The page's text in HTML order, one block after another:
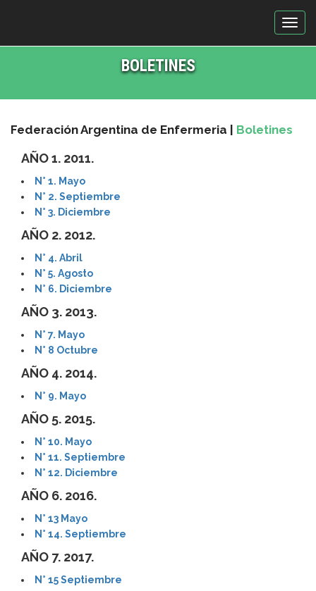
T
e
a
BOLETINES
Federación Argentina de Enfermeria Boletines
AÑO 1. 2011.
N° 1. Mayo
N° 2. Septiembre
N° 3. Diciembre
AÑO 2. 2012.
N° 4. Abril
N° 5. Agosto
N° 6. Diciembre
AÑO 3. 2013.
N° 7. Mayo
N° 8 Octubre
AÑO 4. 2014.
N° 9. Mayo
AÑO 5. 2015.
N° 10. Mayo
N° 11. Septiembre
N° 12. Diciembre
AÑO 6. 2016.
N° 13 Mayo
N° 14. Septiembre
AÑO 7. 2017.
N° 15 Septiembre